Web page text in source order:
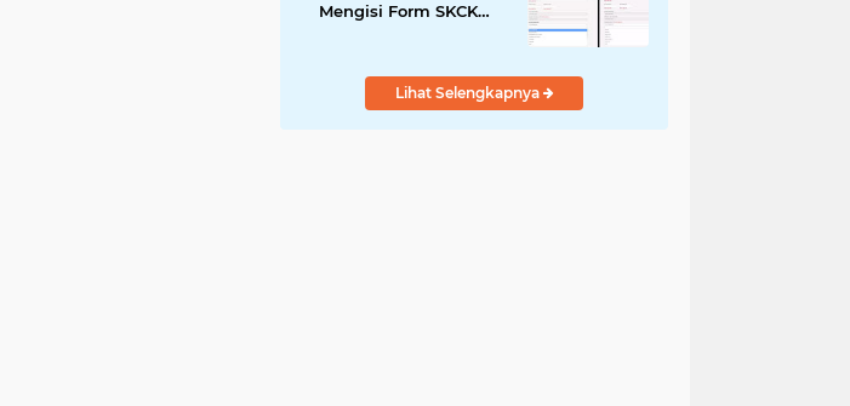
Mengisi Form SKCK
Lihat Selengkapnya